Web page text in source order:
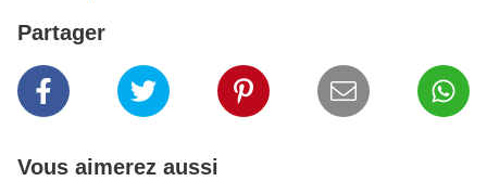
Partager
Vous aimerez aussi